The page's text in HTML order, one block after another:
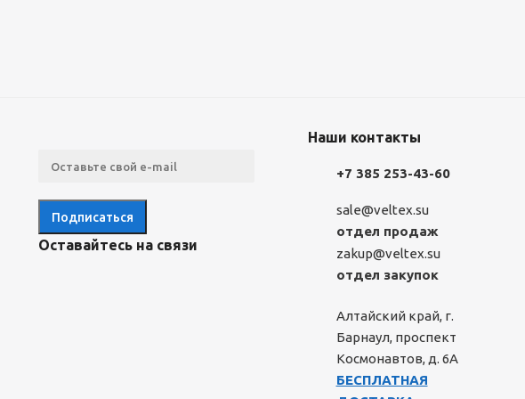
Оставайтесь на связи
Наши контакты
+7 385 253-43-60
sale@veltex.su
отдел продаж
zakup@veltex.su
отдел закупок
Алтайский край, г.
Барнаул, проспект
Космонавтов, д. 6А
БЕСПЛАТНАЯ